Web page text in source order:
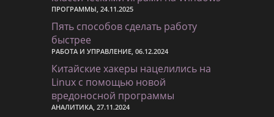
ПРОГРАММЫ, 24.11.2025
Пять способов сделать работу
быстрее
РАБОТА И УПРАВЛЕНИЕ, 06.12.2024
Китайские хакеры нацелились на
Linux с помощью новой
вредоносной программы
АНАЛИТИКА, 27.11.2024